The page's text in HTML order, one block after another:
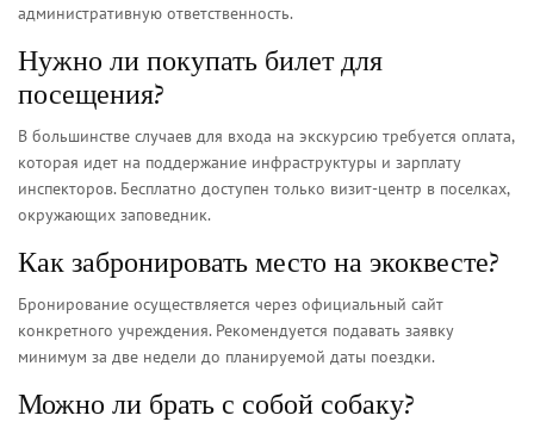
административную ответственность.
Нужно ли покупать билет для
посещения?
В большинстве случаев для входа на экскурсию требуется оплата,
которая идет на поддержание инфраструктуры и зарплату
инспекторов. Бесплатно доступен только визит-центр в поселках,
окружающих заповедник.
Как забронировать место на экоквесте?
Бронирование осуществляется через официальный сайт
конкретного учреждения. Рекомендуется подавать заявку
минимум за две недели до планируемой даты поездки.
Можно ли брать с собой собаку?